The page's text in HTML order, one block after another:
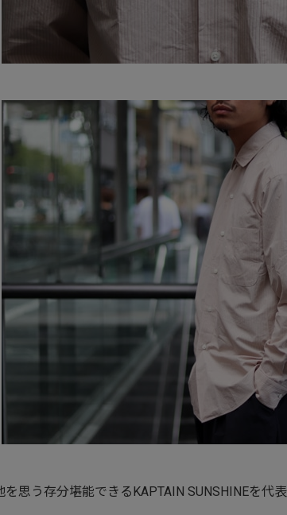
を思う存分堪能できるKAPTAIN SUNSHINEを代